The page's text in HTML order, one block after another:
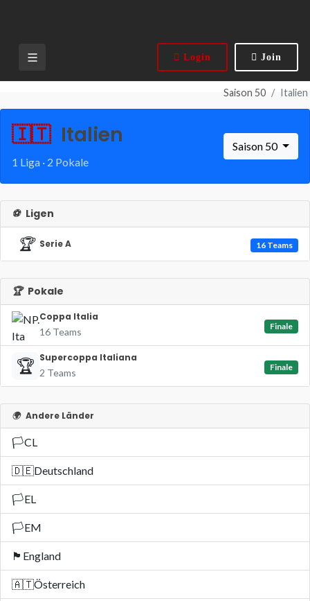
Login Join
Saison 50 Italien
🇮🇹 Italien
1 Liga · 2 Pokale
Saison 50
⚽ Ligen
🏆 Serie A 16 Teams
🏆 Pokale
Coppa Italia
16 Teams
Finale
🏆 Supercoppa Italiana
2 Teams
Finale
🌍 Andere Länder
🏳️CL
🇩🇪Deutschland
🏳️EL
🏳️EM
🏴󠁧󠁢󠁥󠁮󠁧󠁿 England
🇦🇹Österreich